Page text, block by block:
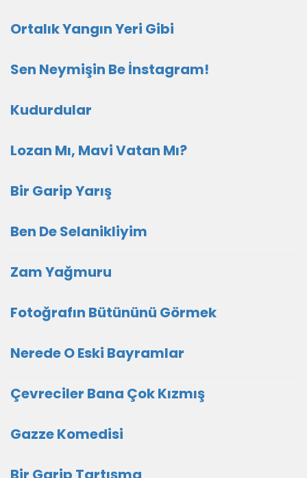
Ortalık Yangın Yeri Gibi
Sen Neymişin Be İnstagram!
Kudurdular
Lozan Mı, Mavi Vatan Mı?
Bir Garip Yarış
Ben De Selanikliyim
Zam Yağmuru
Fotoğrafın Bütününü Görmek
Nerede O Eski Bayramlar
Çevreciler Bana Çok Kızmış
Gazze Komedisi